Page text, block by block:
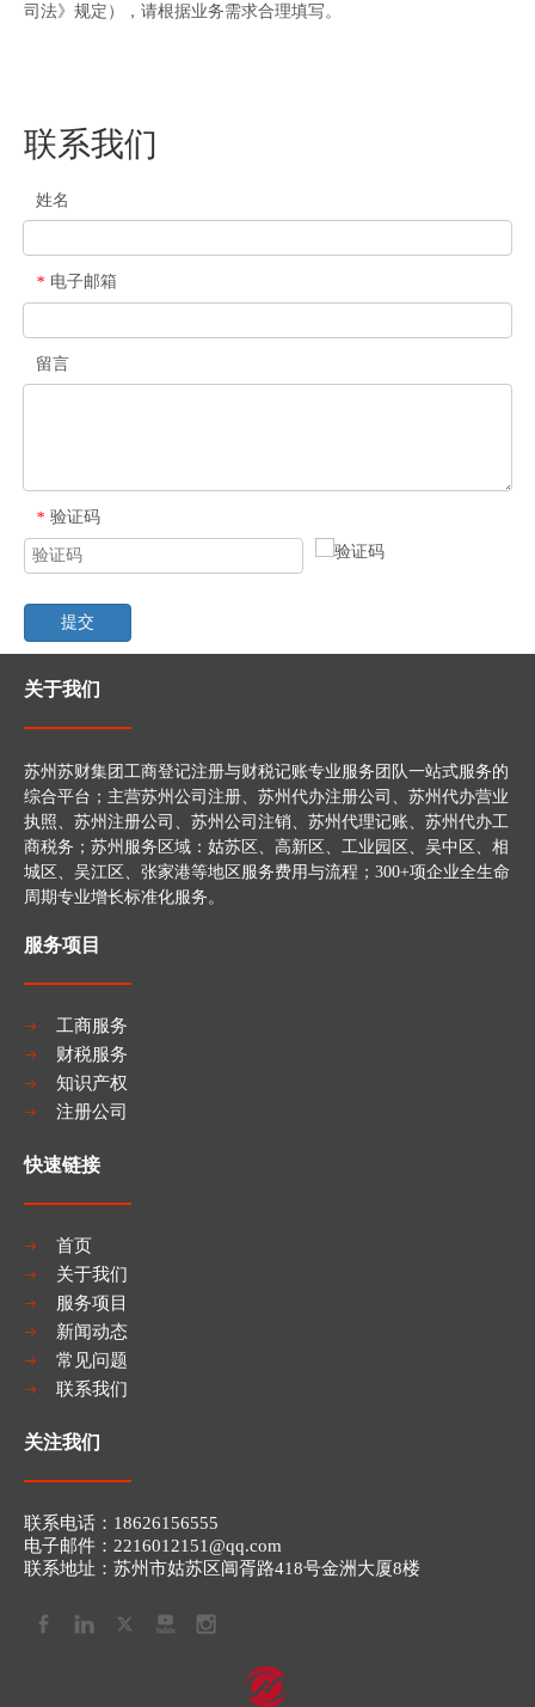
司法》规定），请根据业务需求合理填写。
联系我们
姓名
* 电子邮箱
留言
* 验证码
提交
关于我们
苏州苏财集团工商登记注册与财税记账专业服务团队一站式服务的
综合平台；主营苏州公司注册、苏州代办注册公司、苏州代办营业
执照、苏州注册公司、苏州公司注销、苏州代理记账、苏州代办工
商税务；苏州服务区域：姑苏区、高新区、工业园区、吴中区、相
城区、吴江区、张家港等地区服务费用与流程；300+项企业全生命
周期专业增长标准化服务。
服务项目
工商服务
财税服务
知识产权
注册公司
快速链接
首页
关于我们
服务项目
新闻动态
常见问题
联系我们
关注我们
联系电话：​​18626156555
电子邮件：2216012151@qq.com​​​​​​​
联系地址：苏州市姑苏区阊胥路418号金洲大厦8楼